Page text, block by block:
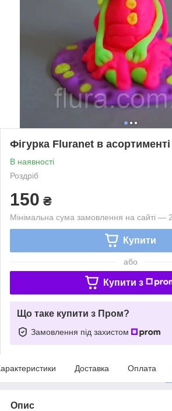
Фігурка Fluranet в асортименті
В наявності
Роздріб
150 ₴
Мінімальна сума замовлення на сайті —
Купити
або
Купити з
Що таке купити з Пром?
Замовлення під захистом
Доставка Оплата
Опис